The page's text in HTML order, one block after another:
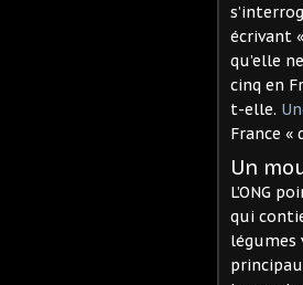
écrivant
qu’elle
cinq en
t-elle.
France «
Un
L’ONG
qui
légumes